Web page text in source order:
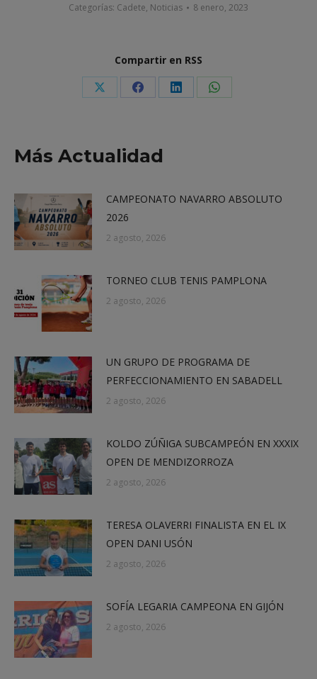
Categorías: Cadete, Noticias 8 enero, 2023
Compartir en RSS
Share Share Share Share
Más Actualidad
CAMPEONATO NAVARRO ABSOLUTO
2026
2 agosto, 2026
TORNEO CLUB TENIS PAMPLONA
2 agosto, 2026
UN GRUPO DE PROGRAMA DE
PERFECCIONAMIENTO EN SABADELL
2 agosto, 2026
KOLDO ZÚÑIGA SUBCAMPEÓN EN XXXIX
OPEN DE MENDIZORROZA
2 agosto, 2026
TERESA OLAVERRI FINALISTA EN EL IX
OPEN DANI USÓN
2 agosto, 2026
SOFÍA LEGARIA CAMPEONA EN GIJÓN
2 agosto, 2026